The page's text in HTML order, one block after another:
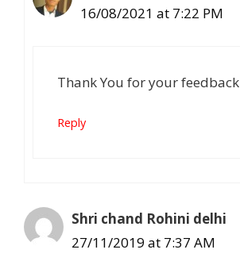
16/08/2021 at 7:22 PM
Thank You for your feedback
Reply
Shri chand Rohini delhi
27/11/2019 at 7:37 AM